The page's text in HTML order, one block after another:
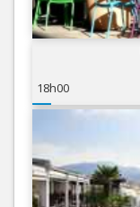
18h00